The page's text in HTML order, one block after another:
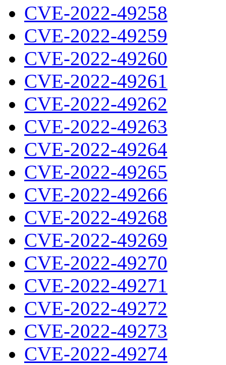
CVE-2022-49258
CVE-2022-49259
CVE-2022-49260
CVE-2022-49261
CVE-2022-49262
CVE-2022-49263
CVE-2022-49264
CVE-2022-49265
CVE-2022-49266
CVE-2022-49268
CVE-2022-49269
CVE-2022-49270
CVE-2022-49271
CVE-2022-49272
CVE-2022-49273
CVE-2022-49274